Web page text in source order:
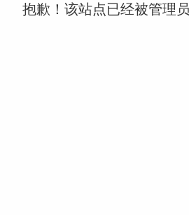
抱歉！该站点已经被管理